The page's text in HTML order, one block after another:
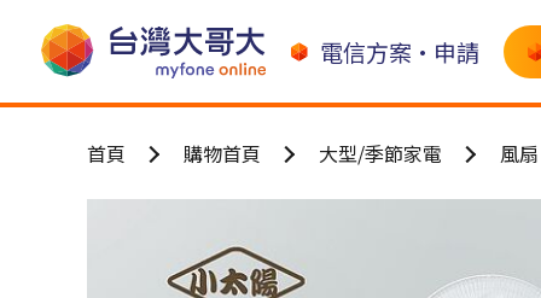
電信方案•申請
首頁 購物首頁 大型/季節家電 風扇